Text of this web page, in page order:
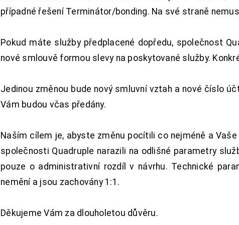
případné řešení Terminátor/bonding. Na své straně
Pokud máte služby předplacené dopředu, společnost
nové smlouvě formou slevy na poskytované služby.
Jedinou změnou bude nový smluvní vztah a nové číslo
Vám budou včas předány.
Naším cílem je, abyste změnu pocítili co nejméně a
společnosti Quadruple narazili na odlišné parametry
pouze o administrativní rozdíl v návrhu. Technické
nemění a jsou zachovány 1:1.
Děkujeme Vám za dlouholetou důvěru.